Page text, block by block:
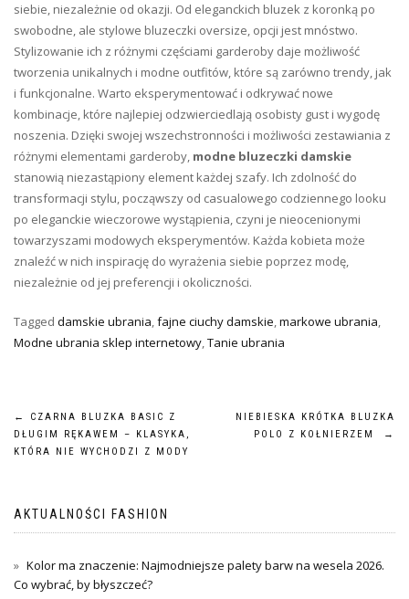
siebie, niezależnie od okazji. Od eleganckich bluzek z koronką po
swobodne, ale stylowe bluzeczki oversize, opcji jest mnóstwo.
Stylizowanie ich z różnymi częściami garderoby daje możliwość
tworzenia unikalnych i modne outfitów, które są zarówno trendy, jak
i funkcjonalne. Warto eksperymentować i odkrywać nowe
kombinacje, które najlepiej odzwierciedlają osobisty gust i wygodę
noszenia. Dzięki swojej wszechstronności i możliwości zestawiania z
różnymi elementami garderoby, modne bluzeczki damskie
stanowią niezastąpiony element każdej szafy. Ich zdolność do
transformacji stylu, począwszy od casualowego codziennego looku
po eleganckie wieczorowe wystąpienia, czyni je nieocenionymi
towarzyszami modowych eksperymentów. Każda kobieta może
znaleźć w nich inspirację do wyrażenia siebie poprzez modę,
niezależnie od jej preferencji i okoliczności.
Tagged damskie ubrania,fajne ciuchy damskie,markowe ubrania,
Modne ubrania sklep internetowy,Tanie ubrania
Nawigacja
wpisu
←
CZARNA BLUZKA BASIC Z
DŁUGIM RĘKAWEM – KLASYKA,
KTÓRA NIE WYCHODZI Z MODY
NIEBIESKA KRÓTKA BLUZKA
POLO Z KOŁNIERZEM
→
AKTUALNOŚCI FASHION
Kolor ma znaczenie: Najmodniejsze palety barw na wesela 2026.
Co wybrać, by błyszczeć?